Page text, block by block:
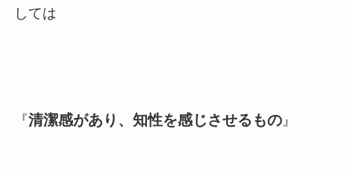
しては
『清潔感があり、知性を感じさせるもの』